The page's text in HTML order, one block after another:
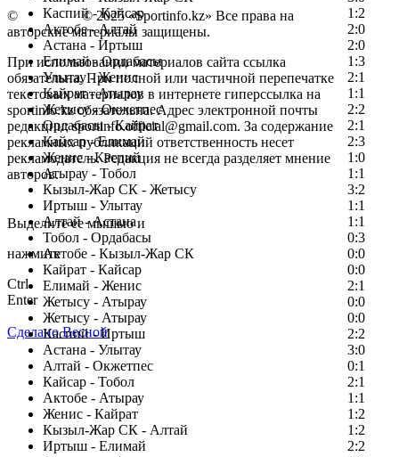
Каспий - Кайсар
1:2
Актобе - Алтай
2:0
Астана - Иртыш
2:0
Елимай - Ордабасы
1:3
Улытау - Женис
2:1
Кайрат - Атырау
1:1
Жетысу - Окжетпес
2:2
Ордабасы - Кайрат
2:1
Кайсар - Елимай
2:3
Женис - Каспий
1:0
Атырау - Тобол
1:1
Кызыл-Жар СК - Жетысу
3:2
Иртыш - Улытау
1:1
Алтай - Астана
1:1
Тобол - Ордабасы
0:3
Актобе - Кызыл-Жар СК
0:0
Кайрат - Кайсар
0:0
Елимай - Женис
2:1
Жетысу - Атырау
0:0
Жетысу - Атырау
0:0
Каспий - Иртыш
2:2
Астана - Улытау
3:0
Алтай - Окжетпес
0:1
Кайсар - Тобол
2:1
Актобе - Атырау
1:1
Женис - Кайрат
1:2
Кызыл-Жар СК - Алтай
1:2
Иртыш - Елимай
2:2
© Copyright© 2025 «Sportinfo.kz» Все права на
авторские материалы защищены.
При использовании материалов сайта ссылка
обязательна. При полной или частичной перепечатке
текстовых материалов в интернете гиперссылка на
sportinfo.kz обязательна. Адрес электронной почты
редакции: sportinfo.official@gmail.com. За содержание
рекламных публикаций ответственность несет
рекламодатель. Редакция не всегда разделяет мнение
авторов.
Заметили ошибку в тексте?
Выделите ее мышью и
нажмите
Ctrl
Enter
Сделано Весной